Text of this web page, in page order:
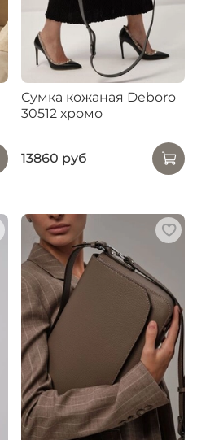
Сумка кожаная Deboro
30512 хромо
13860 руб